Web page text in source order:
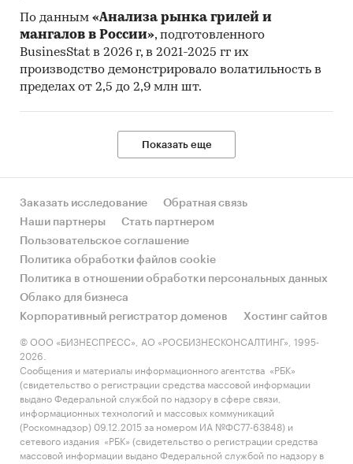
По данным «Анализа рынка грилей и
мангалов в России», подготовленного
BusinesStat в 2026 г, в 2021-2025 гг их
производство демонстрировало волатильность в
пределах от 2,5 до 2,9 млн шт.
Показать еще
Заказать исследование
Обратная связь
Наши партнеры
Стать партнером
Пользовательское соглашение
Политика обработки файлов cookie
Политика в отношении обработки персональных данных
Облако для бизнеса
Корпоративный регистратор доменов
Хостинг сайтов
© ООО «БИЗНЕСПРЕСС», АО «РОСБИЗНЕСКОНСАЛТИНГ», 1995-
2026.
Сообщения и материалы информационного агентства «РБК»
(свидетельство о регистрации средства массовой информации
выдано Федеральной службой по надзору в сфере связи,
информационных технологий и массовых коммуникаций
(Роскомнадзор) 09.12.2015 за номером ИА №ФС77-63848) и
сетевого издания «РБК» (свидетельство о регистрации средства
массовой информации выдано Федеральной службой по надзору в